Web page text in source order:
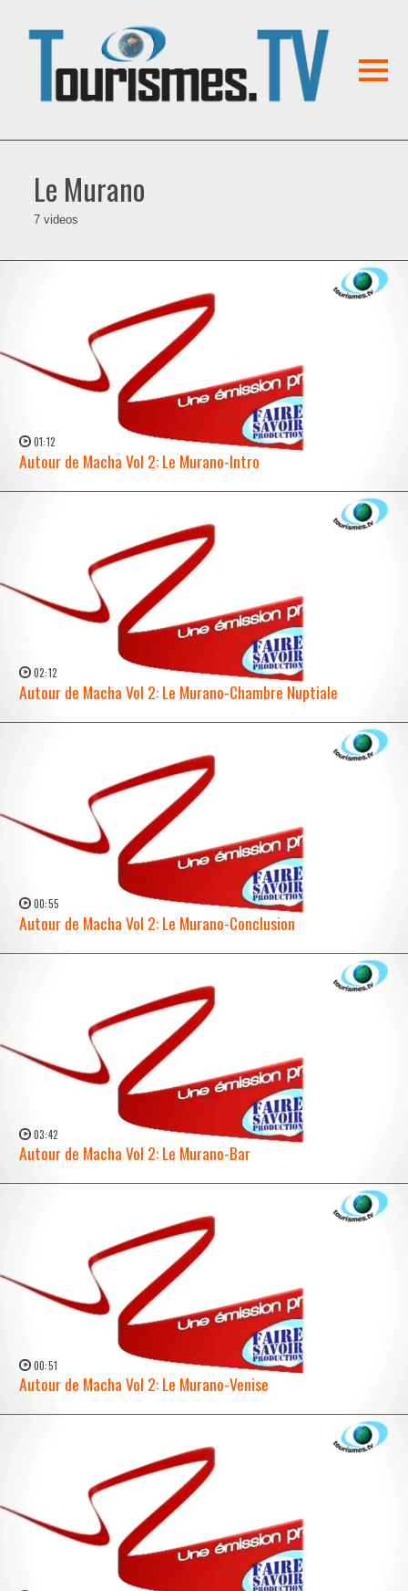
Le Murano
7 videos
01:12
Autour de Macha Vol 2: Le Murano-Intro
02:12
Autour de Macha Vol 2: Le Murano-Chambre Nuptiale
00:55
Autour de Macha Vol 2: Le Murano-Conclusion
03:42
Autour de Macha Vol 2: Le Murano-Bar
00:51
Autour de Macha Vol 2: Le Murano-Venise